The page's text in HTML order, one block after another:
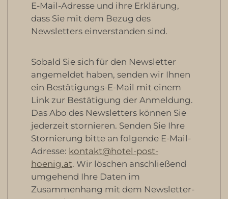
E-Mail-Adresse und ihre Erklärung,
dass Sie mit dem Bezug des
Newsletters einverstanden sind.
Sobald Sie sich für den Newsletter
angemeldet haben, senden wir Ihnen
ein Bestätigungs-E-Mail mit einem
Link zur Bestätigung der Anmeldung.
Das Abo des Newsletters können Sie
jederzeit stornieren. Senden Sie Ihre
Stornierung bitte an folgende E-Mail-
Adresse: kontakt@hotel-post-
hoenig.at. Wir löschen anschließend
umgehend Ihre Daten im
Zusammenhang mit dem Newsletter-